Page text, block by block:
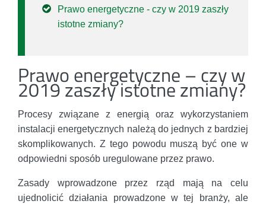
Prawo energetyczne - czy w 2019 zaszły
istotne zmiany?
Prawo energetyczne – czy w
2019 zaszły istotne zmiany?
Procesy związane z energią oraz wykorzystaniem
instalacji energetycznych należą do jednych z bardziej
skomplikowanych. Z tego powodu muszą być one w
odpowiedni sposób uregulowane przez prawo.
Zasady wprowadzone przez rząd mają na celu
ujednolicić działania prowadzone w tej branży, ale